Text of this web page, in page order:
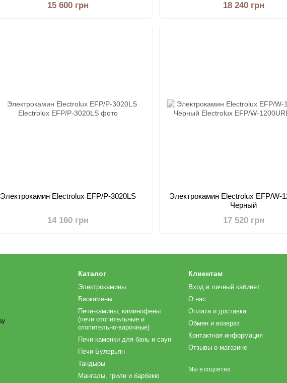
15 600 грн 18 240 грн
Электрокамин Electrolux EFP/P-3020LS
14 160 грн
Электрокамин Electrolux EFP/W-
Черный
17 520 грн
Каталог
Электрокамины
Биокамины
Печи-камины, каминофены
(печи отопительные и
отопительно-варочные)
Печи каменки для бань и саун
Печи Булерьян
Тандыры
Мангалы, грили и барбекю
Клиентам
Вход в личный кабинет
О нас
Оплата и доставка
Обмен и возврат
Контактная информация
Отзывы о магазине
Мы в соцсетях